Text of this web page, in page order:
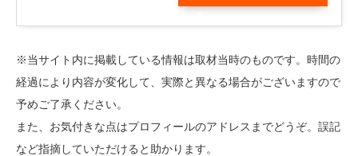
※当サイト内に掲載している情報は取材当時のものです。時間の
経過により内容が変化して、実際と異なる場合がございますので
予めご了承ください。
また、お気付きな点はプロフィールのアドレスまでどうぞ。誤記
など指摘していただけると助かります。